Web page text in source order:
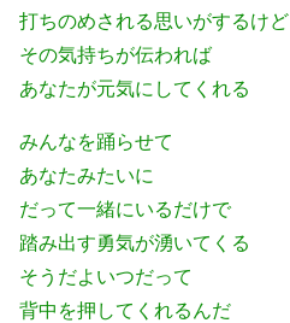
打ちのめされる思いがするけど
その気持ちが伝われば
あなたが元気にしてくれる
みんなを踊らせて
あなたみたいに
だって一緒にいるだけで
踏み出す勇気が湧いてくる
そうだよいつだって
背中を押してくれるんだ